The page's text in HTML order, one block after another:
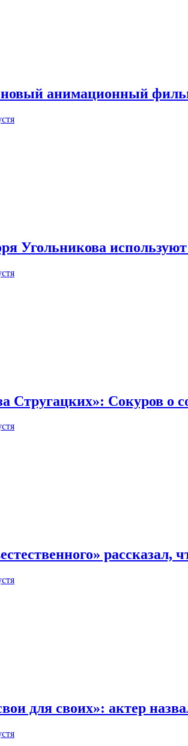
анимационный
Угольникова
Стругацких»: Сокуров
рассказал,
для своих»: актер